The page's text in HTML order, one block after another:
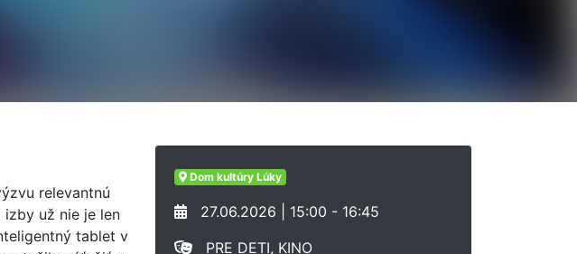
relevantnú
izby už nie je len
tablet v
Dom kultúry Lúky
27.06.2026 | 15:00 - 16:45
PRE DETI, KINO